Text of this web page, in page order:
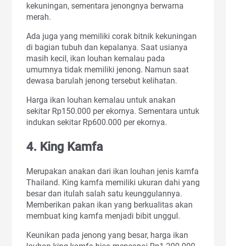
kekuningan, sementara jenongnya berwarna
merah.
Ada juga yang memiliki corak bitnik kekuningan
di bagian tubuh dan kepalanya. Saat usianya
masih kecil, ikan louhan kemalau pada
umumnya tidak memiliki jenong. Namun saat
dewasa barulah jenong tersebut kelihatan.
Harga ikan louhan kemalau untuk anakan
sekitar Rp150.000 per ekornya. Sementara untuk
indukan sekitar Rp600.000 per ekornya.
4. King Kamfa
Merupakan anakan dari ikan louhan jenis kamfa
Thailand. King kamfa memiliki ukuran dahi yang
besar dan itulah salah satu keunggulannya.
Memberikan pakan ikan yang berkualitas akan
membuat king kamfa menjadi bibit unggul.
Keunikan pada jenong yang besar, harga ikan